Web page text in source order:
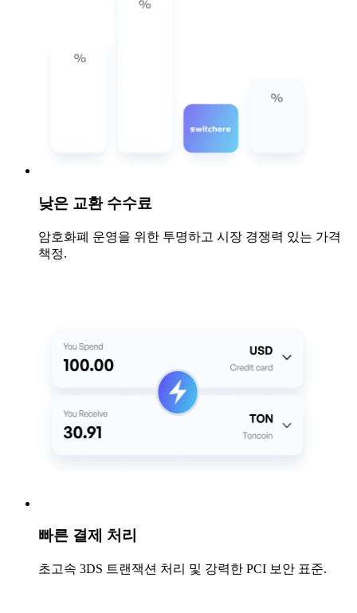
낮은 교환 수수료
암호화폐 운영을 위한 투명하고 시장 경쟁력 있는 가격
책정.
빠른 결제 처리
초고속 3DS 트랜잭션 처리 및 강력한 PCI 보안 표준.